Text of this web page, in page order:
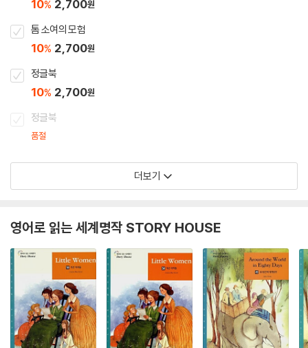
10% 2,700원
톰 소여의 모험
10% 2,700원
정글북
10% 2,700원
정글북
품절
더보기
영어로 읽는 세계명작 STORY HOUSE